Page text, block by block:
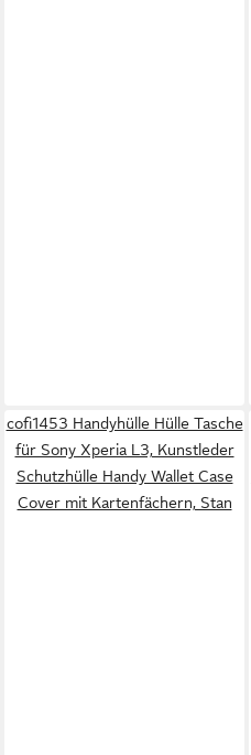
cofi1453 Handyhülle Hülle Tasche
für Sony Xperia L3, Kunstleder
Schutzhülle Handy Wallet Case
Cover mit Kartenfächern, Stan